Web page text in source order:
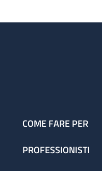
COME FARE PER
PROFESSIONISTI